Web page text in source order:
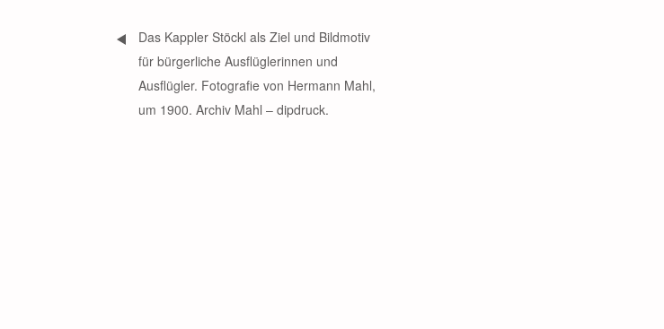
Das Kappler Stöckl als Ziel und Bildmotiv
für bürgerliche Ausflüglerinnen und
Ausflügler. Fotografie von Hermann Mahl,
um 1900. Archiv Mahl – dipdruck.